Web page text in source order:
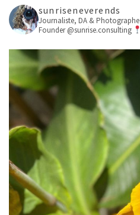
sunriseneverends
Journaliste, DA & Photographe
Founder @sunrise.consulting